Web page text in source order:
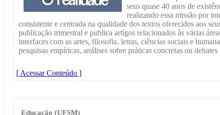
seus quase 40 anos de
realizando essa missão por
consistente e centrada na qualidade dos textos oferecidos aos
publicação trimestral e publica artigos relacionados às várias
interfaces com as artes, filosofia, letras, ciências sociais e
pesquisas empíricas, análises sobre práticas concretas ou
[ Acessar Conteúdo ]
Educação (UFSM)